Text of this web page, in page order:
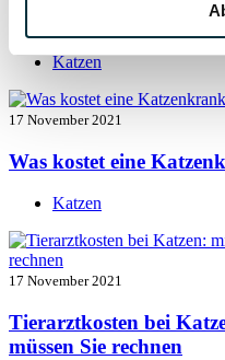
Katzenversicherung
Katzen
17 November 2021
Was kostet eine
Katzen
17 November 2021
Tierarztkosten bei
müssen Sie rechnen